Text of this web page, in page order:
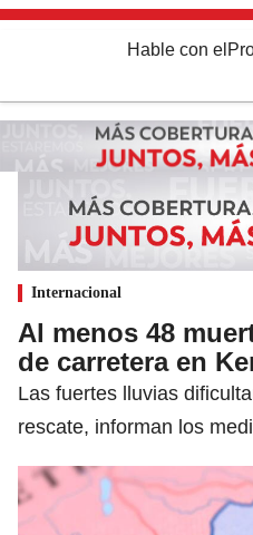
Hable con el
Internacional
Al menos 48
de carretera en
Las fuertes lluvias
rescate, informan los